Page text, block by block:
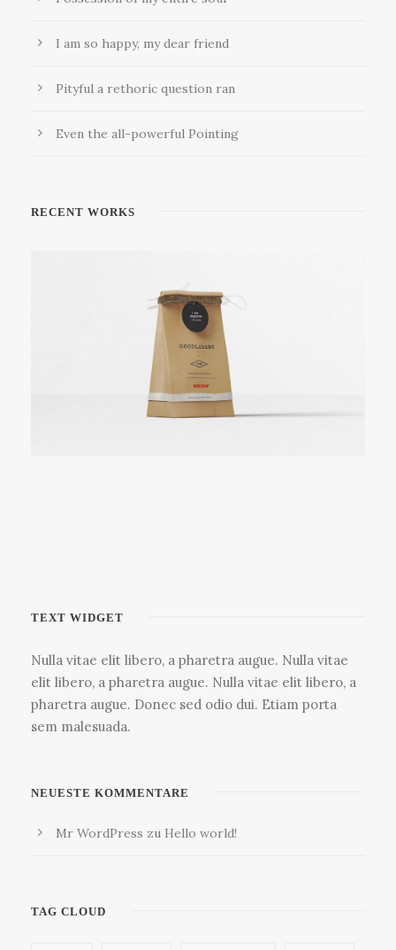
I am so happy, my dear friend
Pityful a rethoric question ran
Even the all-powerful Pointing
RECENT WORKS
Bakery Packaging
Black Molded Shell Chair
White Bottle Design
TEXT WIDGET
Nulla vitae elit libero, a pharetra augue. Nulla vitae
elit libero, a pharetra augue. Nulla vitae elit libero, a
pharetra augue. Donec sed odio dui. Etiam porta
sem malesuada.
NEUESTE KOMMENTARE
Mr WordPress zu Hello world!
TAG CLOUD